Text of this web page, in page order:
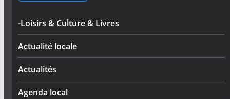
-Loisirs & Culture & Livres
Actualité locale
Actualités
Agenda local